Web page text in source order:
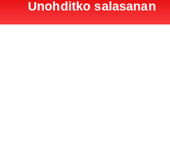
Unohditko salasanan